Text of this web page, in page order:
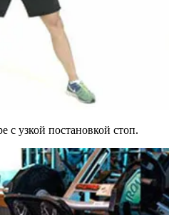
с узкой постановкой стоп.